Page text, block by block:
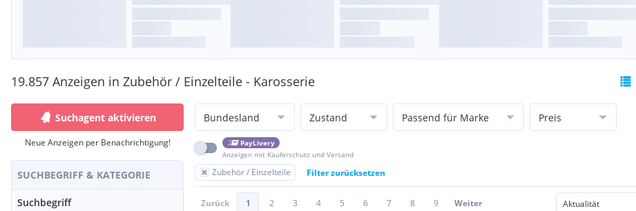
19.857 Anzeigen in Zubehör / Einzelteile - Karosserie
Suchagent aktivieren
Neue Anzeigen per Benachrichtigung!
SUCHBEGRIFF & KATEGORIE
Suchbegriff
Bundesland Zustand Passend für Marke Preis
PayLivery
Anzeigen mit Käuferschutz und Versand
Zubehör / Einzelteile Filter zurücksetzen
Zurück 1 2 3 4 5 6 7 8 9 Weiter